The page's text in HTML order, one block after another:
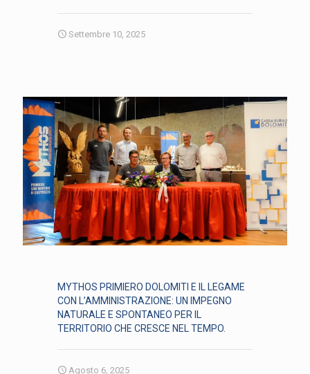
Settembre 10, 2025
MYTHOS PRIMIERO DOLOMITI E IL LEGAME
CON L’AMMINISTRAZIONE: UN IMPEGNO
NATURALE E SPONTANEO PER IL
TERRITORIO CHE CRESCE NEL TEMPO.
Agosto 6, 2025